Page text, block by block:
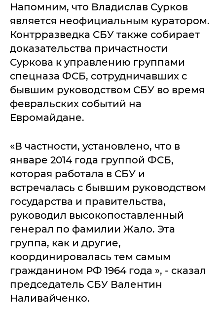
Напомним, что Владислав Сурков
является неофициальным куратором.
Контрразведка СБУ также собирает
доказательства причастности
Суркова к управлению группами
спецназа ФСБ, сотрудничавших с
бывшим руководством СБУ во время
февральских событий на
Евромайдане.
«В частности, установлено, что в
январе 2014 года группой ФСБ,
которая работала в СБУ и
встречалась с бывшим руководством
государства и правительства,
руководил высокопоставленный
генерал по фамилии Жало. Эта
группа, как и другие,
координировалась тем самым
гражданином РФ 1964 года », - сказал
председатель СБУ Валентин
Наливайченко.